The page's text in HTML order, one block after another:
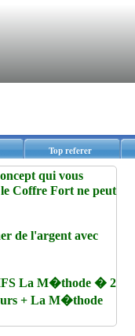
Top referer
qui vous
Coffre Fort ne peut
de l'argent avec
La M�thode � 2
+ La M�thode